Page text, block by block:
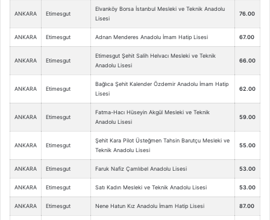
ANKARA Etimesgut
Elvanköy Borsa İstanbul Mesleki ve Teknik Anadolu
Lisesi
76.00
ANKARA Etimesgut Adnan Menderes Anadolu İmam Hatip Lisesi 67.00
ANKARA Etimesgut
Etimesgut Şehit Salih Helvacı Mesleki ve Teknik
Anadolu Lisesi
66.00
ANKARA Etimesgut
Bağlıca Şehit Kalender Özdemir Anadolu İmam Hatip
Lisesi
62.00
ANKARA Etimesgut
Fatma-Hacı Hüseyin Akgül Mesleki ve Teknik
Anadolu Lisesi
59.00
ANKARA Etimesgut
Şehit Kara Pilot Üsteğmen Tahsin Barutçu Mesleki ve
Teknik Anadolu Lisesi
55.00
ANKARA Etimesgut Faruk Nafiz Çamlıbel Anadolu Lisesi 53.00
ANKARA Etimesgut Satı Kadın Mesleki ve Teknik Anadolu Lisesi 53.00
ANKARA Etimesgut Nene Hatun Kız Anadolu İmam Hatip Lisesi 87.00